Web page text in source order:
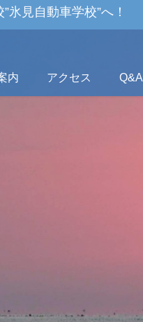
見自動車学校”へ！
内 アクセス Q&A